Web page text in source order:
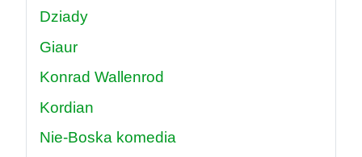
Dziady
Giaur
Konrad Wallenrod
Kordian
Nie-Boska komedia